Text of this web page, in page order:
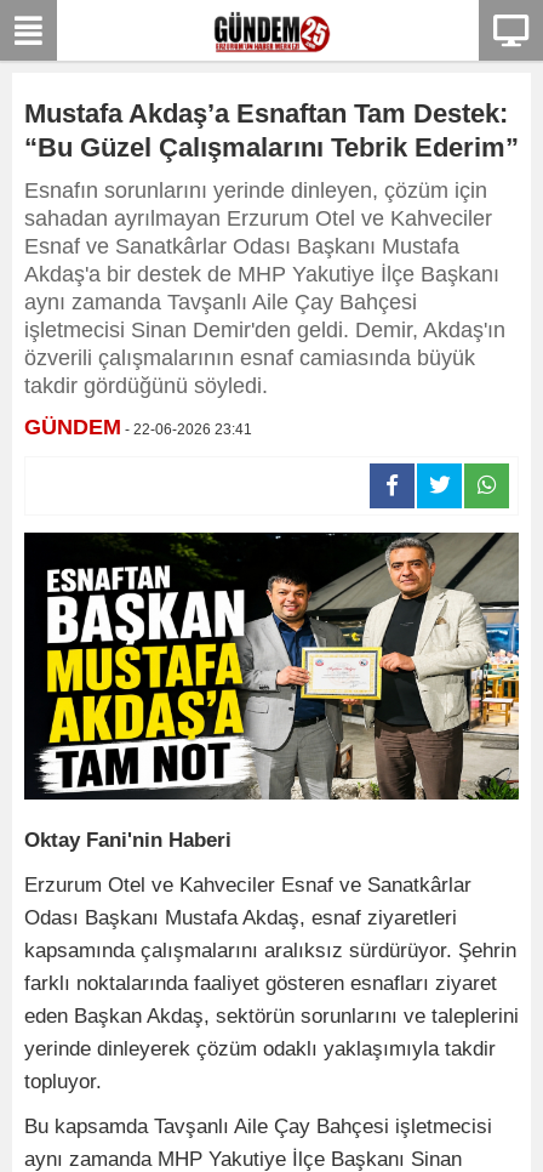
Mustafa Akdaş’a Esnaftan Tam Destek:
“Bu Güzel Çalışmalarını Tebrik Ederim”
Esnafın sorunlarını yerinde dinleyen, çözüm için
sahadan ayrılmayan Erzurum Otel ve Kahveciler
Esnaf ve Sanatkârlar Odası Başkanı Mustafa
Akdaş'a bir destek de MHP Yakutiye İlçe Başkanı
aynı zamanda Tavşanlı Aile Çay Bahçesi
işletmecisi Sinan Demir'den geldi. Demir, Akdaş'ın
özverili çalışmalarının esnaf camiasında büyük
takdir gördüğünü söyledi.
GÜNDEM - 22-06-2026 23:41
Oktay Fani'nin Haberi
Erzurum Otel ve Kahveciler Esnaf ve Sanatkârlar
Odası Başkanı Mustafa Akdaş, esnaf ziyaretleri
kapsamında çalışmalarını aralıksız sürdürüyor. Şehrin
farklı noktalarında faaliyet gösteren esnafları ziyaret
eden Başkan Akdaş, sektörün sorunlarını ve taleplerini
yerinde dinleyerek çözüm odaklı yaklaşımıyla takdir
topluyor.
Bu kapsamda Tavşanlı Aile Çay Bahçesi işletmecisi
aynı zamanda MHP Yakutiye İlçe Başkanı Sinan